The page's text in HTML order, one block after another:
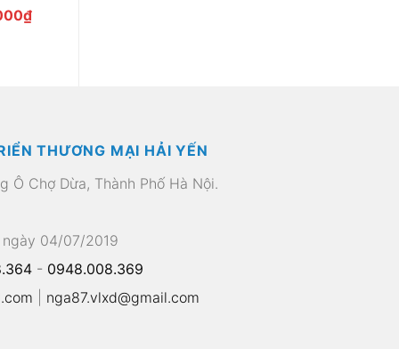
₫Giá
THƯƠNG MẠI HẢI YẾN
Ô Chợ Dừa, Thành Phố Hà Nội.
04/07/2019
- 0948.008.369
nga87.vlxd@gmail.com